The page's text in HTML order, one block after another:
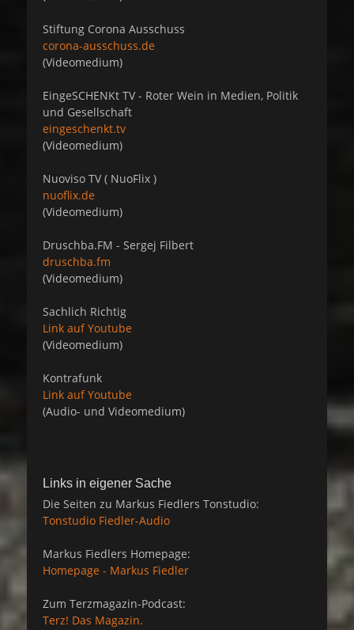
Stiftung Corona Ausschuss
corona-ausschuss.de
(Videomedium)
EingeSCHENKt TV - Roter Wein in Medien, Politik
und Gesellschaft
eingeschenkt.tv
(Videomedium)
Nuoviso TV ( NuoFlix )
nuoflix.de
(Videomedium)
Druschba.FM - Sergej Filbert
druschba.fm
(Videomedium)
Sachlich Richtig
Link auf Youtube
(Videomedium)
Kontrafunk
Link auf Youtube
(Audio- und Videomedium)
Links in eigener Sache
Die Seiten zu Markus Fiedlers Tonstudio:
Tonstudio Fiedler-Audio
Markus Fiedlers Homepage:
Homepage - Markus Fiedler
Zum Terzmagazin-Podcast:
Terz! Das Magazin.